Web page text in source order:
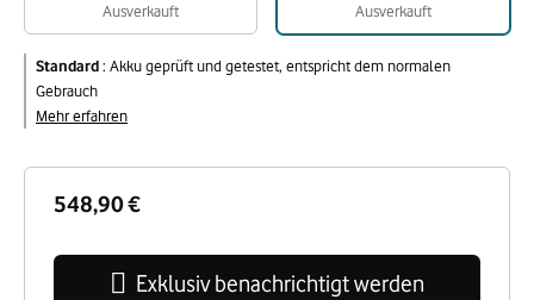
548,90 €
Exklusiv benachrichtigt werden
Ausverkauft Ausverkauft
Standard: Akku geprüft und getestet, entspricht dem normalen
Gebrauch
Mehr erfahren